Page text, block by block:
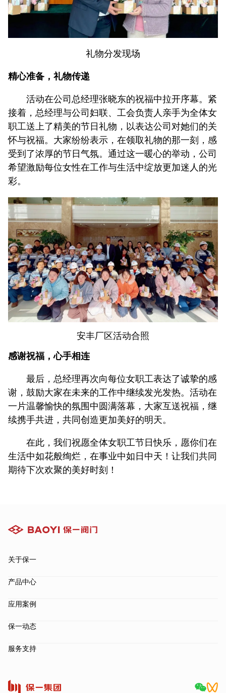
礼物分发现场
精心准备，礼物传递
活动在公司总经理张晓东的祝福中拉开序幕。紧
接着，总经理与公司妇联、工会负责人亲手为全体女
职工送上了精美的节日礼物，以表达公司对她们的关
怀与祝福。大家纷纷表示，在领取礼物的那一刻，感
受到了浓厚的节日气氛。通过这一暖心的举动，公司
希望激励每位女性在工作与生活中绽放更加迷人的光
彩。
安丰厂区活动合照
感谢祝福，心手相连
最后，总经理再次向每位女职工表达了诚挚的感
谢，鼓励大家在未来的工作中继续发光发热。活动在
一片温馨愉快的氛围中圆满落幕，大家互送祝福，继
续携手共进，共同创造更加美好的明天。
在此，我们祝愿全体女职工节日快乐，愿你们在
生活中如花般绚烂，在事业中如日中天！让我们共同
期待下次欢聚的美好时刻！
关于保一
产品中心
应用案例
保一动态
服务支持